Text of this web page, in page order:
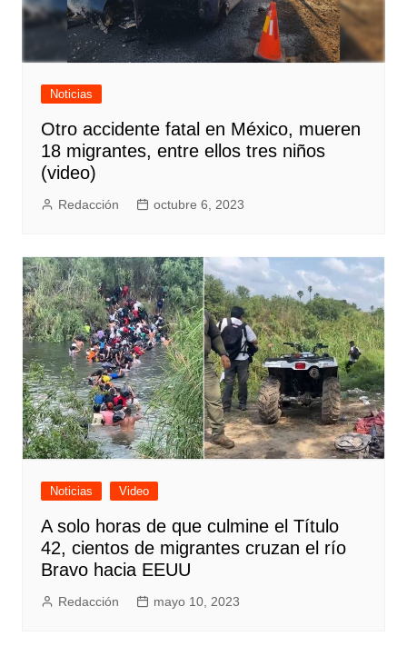
Noticias
Otro accidente fatal en México, mueren
18 migrantes, entre ellos tres niños
(video)
Redacción octubre 6, 2023
Noticias Video
A solo horas de que culmine el Título
42, cientos de migrantes cruzan el río
Bravo hacia EEUU
Redacción mayo 10, 2023